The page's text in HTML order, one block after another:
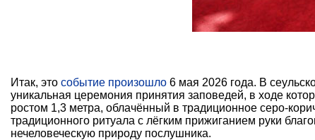
Итак, это событие произошло 6 мая 2026 года. В
уникальная церемония принятия заповедей, в ходе
ростом 1,3 метра, облачённый в традиционное серо-
традиционного ритуала с лёгким прижиганием руки
нечеловеческую природу послушника.